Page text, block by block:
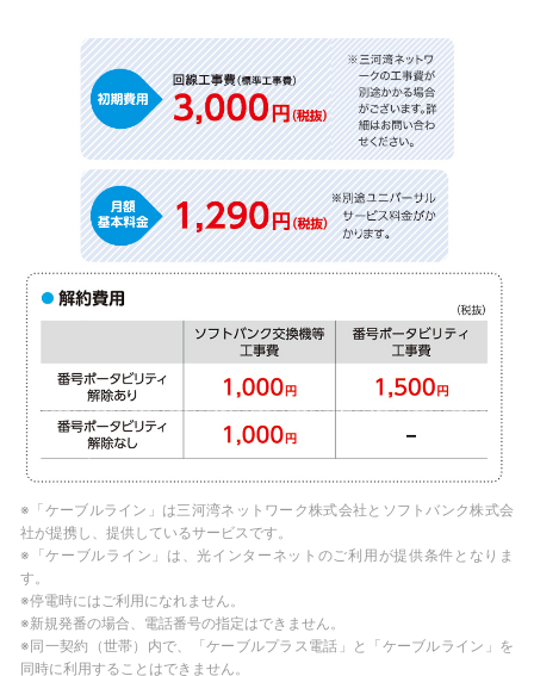
※「ケーブルライン」は三河湾ネットワーク株式会社とソフトバンク株式会
社が提携し、提供しているサービスです。
※「ケーブルライン」は、光インターネットのご利用が提供条件となりま
す。
※停電時にはご利用になれません。
※新規発番の場合、電話番号の指定はできません。
※同一契約（世帯）内で、「ケーブルプラス電話」と「ケーブルライン」を
同時に利用することはできません。